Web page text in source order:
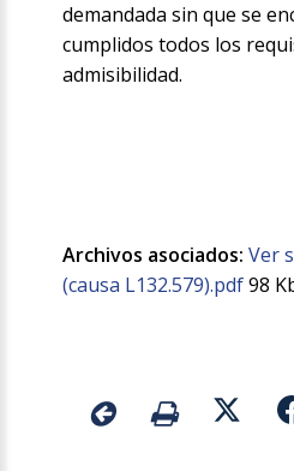
demandada sin que se
cumplidos todos los
admisibilidad.
Archivos asociados: Ver
(causa L132.579).pdf98